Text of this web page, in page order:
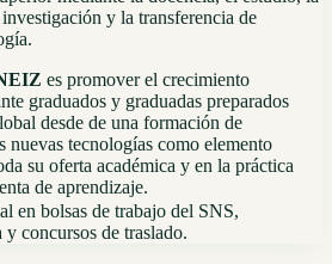
y la transferencia de
es promover el crecimiento
graduados y graduadas preparados
desde de una formación de
nuevas tecnologías como elemento
su oferta académica y en la práctica
de aprendizaje.
en bolsas de trabajo del SNS,
concursos de traslado.